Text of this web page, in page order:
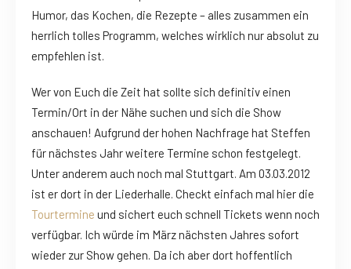
Humor, das Kochen, die Rezepte – alles zusammen ein
herrlich tolles Programm, welches wirklich nur absolut zu
empfehlen ist.
Wer von Euch die Zeit hat sollte sich definitiv einen
Termin/Ort in der Nähe suchen und sich die Show
anschauen! Aufgrund der hohen Nachfrage hat Steffen
für nächstes Jahr weitere Termine schon festgelegt.
Unter anderem auch noch mal Stuttgart. Am 03.03.2012
ist er dort in der Liederhalle. Checkt einfach mal hier die
Tourtermine und sichert euch schnell Tickets wenn noch
verfügbar. Ich würde im März nächsten Jahres sofort
wieder zur Show gehen. Da ich aber dort hoffentlich